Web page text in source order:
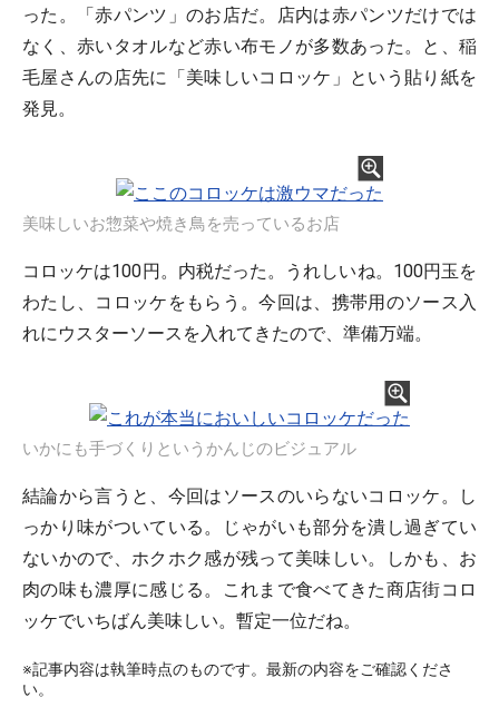
った。「赤パンツ」のお店だ。店内は赤パンツだけでは
なく、赤いタオルなど赤い布モノが多数あった。と、稲
毛屋さんの店先に「美味しいコロッケ」という貼り紙を
発見。
美味しいお惣菜や焼き鳥を売っているお店
コロッケは100円。内税だった。うれしいね。100円玉を
わたし、コロッケをもらう。今回は、携帯用のソース入
れにウスターソースを入れてきたので、準備万端。
いかにも手づくりというかんじのビジュアル
結論から言うと、今回はソースのいらないコロッケ。し
っかり味がついている。じゃがいも部分を潰し過ぎてい
ないかので、ホクホク感が残って美味しい。しかも、お
肉の味も濃厚に感じる。これまで食べてきた商店街コロ
ッケでいちばん美味しい。暫定一位だね。
※記事内容は執筆時点のものです。最新の内容をご確認くださ
い。